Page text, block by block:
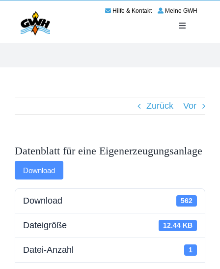
springen
Hilfe & Kontakt Meine GWH
Toggle
Karriere
Zurück Vor
Datenblatt für eine Eigenerzeugungsanlage
Download
Download 562
Dateigröße 12.44 KB
Datei-Anzahl 1